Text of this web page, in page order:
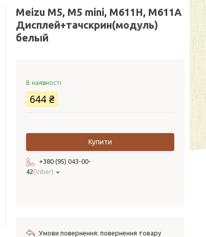
Meizu M5, M5 mini, M611H, M611A
Дисплей+тачскрин(модуль)
белый
В наявності
644 ₴
Купити
+380 (95) 043-00-
42 Viber
повернення товару